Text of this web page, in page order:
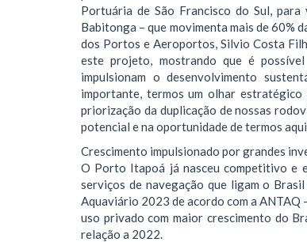
Portuária de São Francisco do Sul,
Babitonga – que movimenta mais de 60%
dos Portos e Aeroportos, Silvio Costa
este projeto, mostrando que é
impulsionam o desenvolvimento
importante, termos um olhar
priorização da duplicação de nossas
potencial e na oportunidade de termos
Crescimento impulsionado por grandes
O Porto Itapoá já nasceu competitivo e
serviços de navegação que ligam o
Aquaviário 2023 de acordo com a
uso privado com maior crescimento do
relação a 2022.